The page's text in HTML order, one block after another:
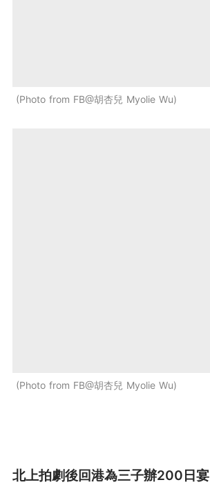
Photo from FB@胡杏兒 Myolie Wu
Photo from FB@胡杏兒 Myolie Wu
北上拍劇後回港為三子辦200日宴